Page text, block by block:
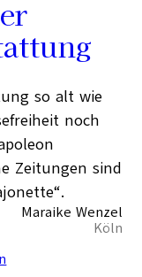
so alt wie
noch
Zeitungen sind
Maraike Wenzel
Köln